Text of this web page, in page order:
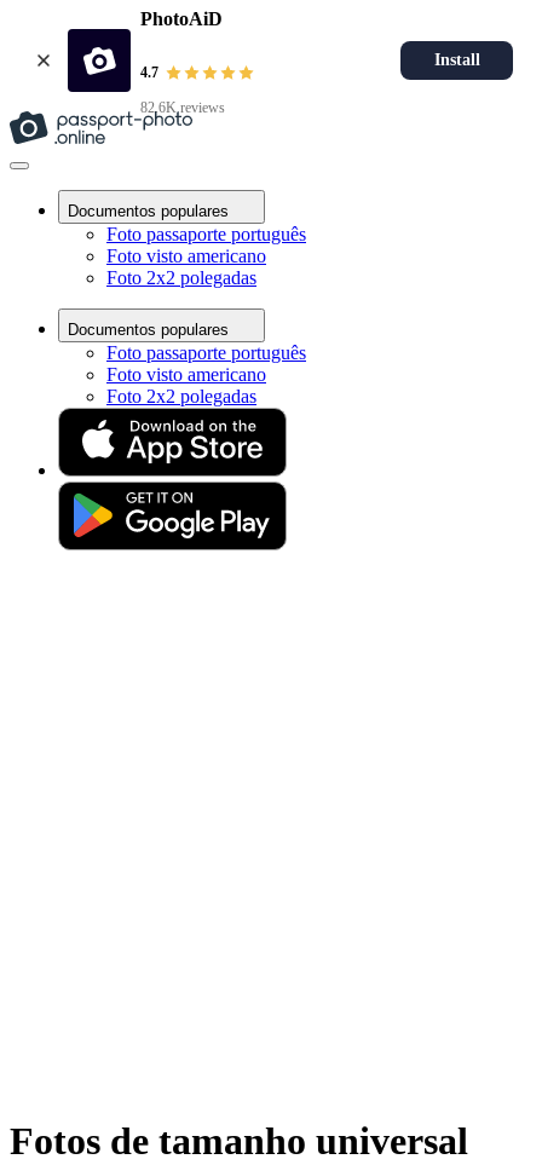
PhotoAiD
4.7
82.6K reviews
Install
Documentos populares
Foto passaporte português
Foto visto americano
Foto 2x2 polegadas
Documentos populares
Foto passaporte português
Foto visto americano
Foto 2x2 polegadas
Fotos de tamanho universal